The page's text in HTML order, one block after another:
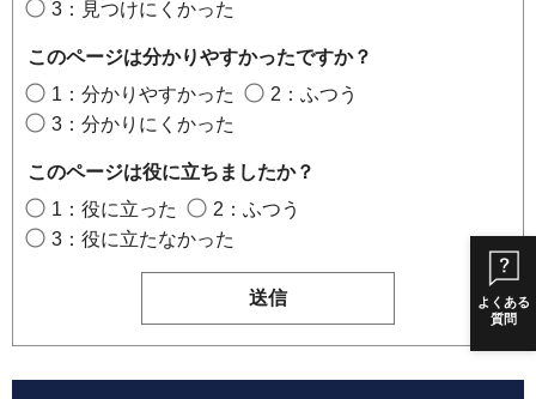
よくある
質問
3：見つけにくかった
このページは分かりやすかったですか？
1：分かりやすかった
2：ふつう
3：分かりにくかった
このページは役に立ちましたか？
1：役に立った
2：ふつう
3：役に立たなかった